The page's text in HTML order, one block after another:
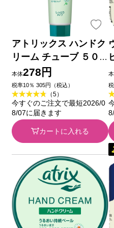
アトリックス ハンドク
リーム チューブ ５０
ｇ 花王 (医薬部外品)
本体278円
税率10％ 305円（税込）
（5）
今すぐのご注文で最短2026/0
8/07に届きます
カートに入れる